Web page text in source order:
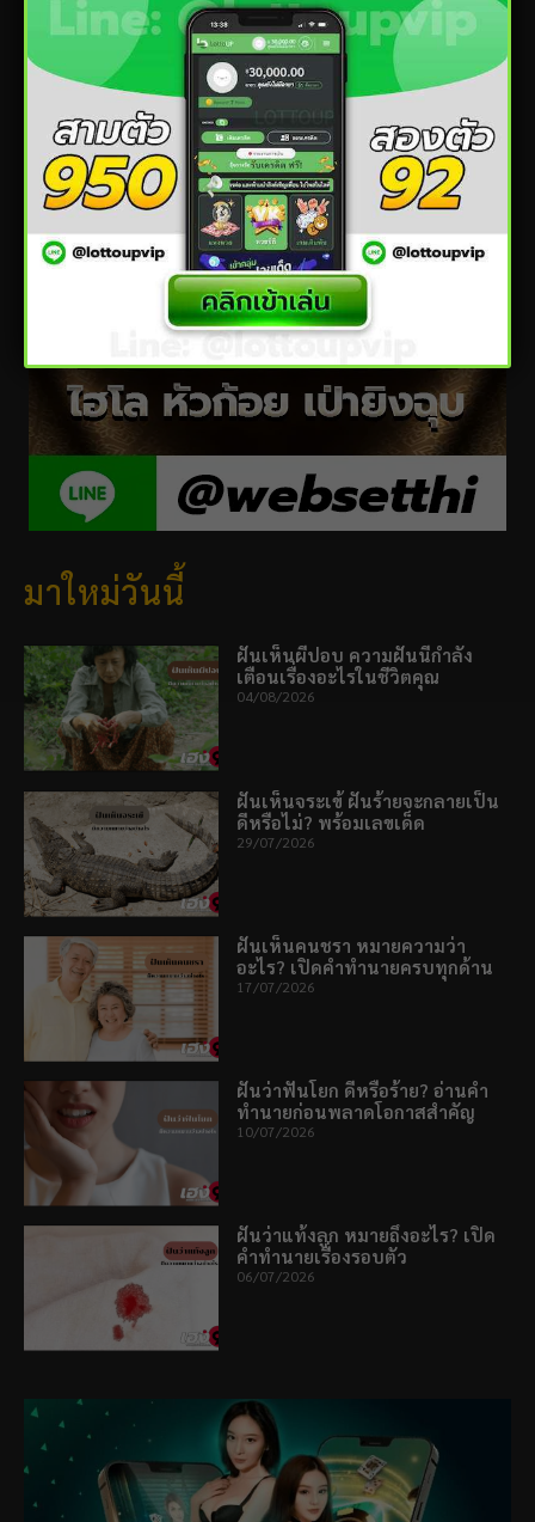
มาใหม่วันนี้
ฝันเห็นผีปอบ ความฝันนี้กำลัง
เตือนเรื่องอะไรในชีวิตคุณ
04/08/2026
ฝันเห็นจระเข้ ฝันร้ายจะกลายเป็น
ดีหรือไม่? พร้อมเลขเด็ด
29/07/2026
ฝันเห็นคนชรา หมายความว่า
อะไร? เปิดคำทำนายครบทุกด้าน
17/07/2026
ฝันว่าฟันโยก ดีหรือร้าย? อ่านคำ
ทำนายก่อนพลาดโอกาสสำคัญ
10/07/2026
ฝันว่าแท้งลูก หมายถึงอะไร? เปิด
คำทำนายเรื่องรอบตัว
06/07/2026